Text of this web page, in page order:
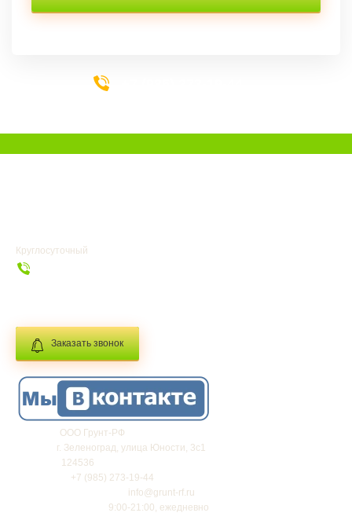
Круглосуточный
Заказать звонок
ООО Грунт-РФ
г. Зеленоград, улица Юности, 3с1
124536
+7 (985) 273-19-44
info@grunt-rf.ru
9:00-21:00, ежедневно